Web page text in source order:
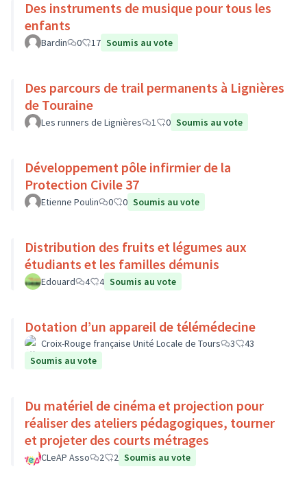
Des instruments de musique pour tous les
enfants
Bardin 0 17 Soumis au vote
Des parcours de trail permanents à Lignières
de Touraine
Les runners de Lignières 1 0 Soumis au vote
Développement pôle infirmier de la
Protection Civile 37
Etienne Poulin 0 0 Soumis au vote
Distribution des fruits et légumes aux
étudiants et les familles démunis
Edouard 4 4 Soumis au vote
Dotation d’un appareil de télémédecine
Croix-Rouge française Unité Locale de Tours 3
43
Soumis au vote
Du matériel de cinéma et projection pour
réaliser des ateliers pédagogiques, tourner
et projeter des courts métrages
CLeAP Asso 2 2 Soumis au vote